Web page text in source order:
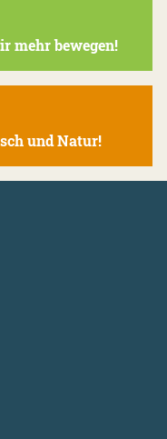
mehr bewegen!
und Natur!
oben scrollen